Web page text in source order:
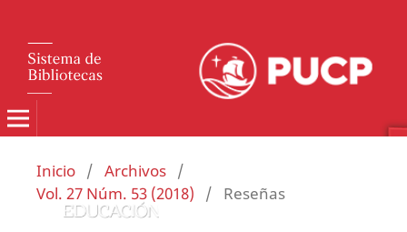
Inicio / Archivos /
Vol. 27 Núm. 53 (2018)
/ Reseñas